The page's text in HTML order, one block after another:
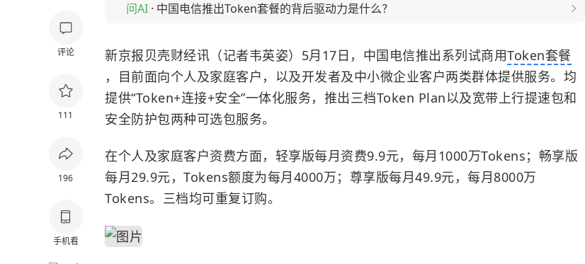
评论
111
196
手机看
问AI · 中国电信推出Token套餐的背后驱动力是什么？
新京报贝壳财经讯（记者韦英姿）5月17日，中国电信推出系列试商用Token套餐
，目前面向个人及家庭客户，以及开发者及中小微企业客户两类群体提供服务。均
提供“Token+连接+安全”一体化服务，推出三档Token Plan以及宽带上行提速包和
安全防护包两种可选包服务。
在个人及家庭客户资费方面，轻享版每月资费9.9元，每月1000万Tokens；畅享版
每月29.9元，Tokens额度为每月4000万；尊享版每月49.9元，每月8000万
Tokens。三档均可重复订购。